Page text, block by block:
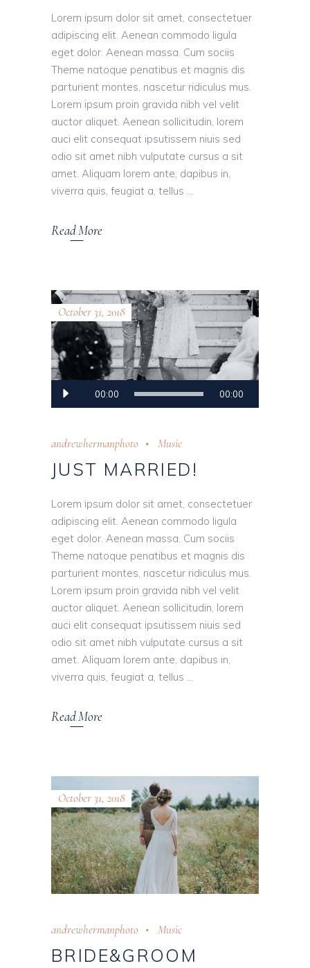
Lorem ipsum dolor sit amet, consectetuer
adipiscing elit. Aenean commodo ligula
eget dolor. Aenean massa. Cum sociis
Theme natoque penatibus et magnis dis
parturient montes, nascetur ridiculus mus.
Lorem ipsum proin gravida nibh vel velit
auctor aliquet. Aenean sollicitudin, lorem
auci elit consequat ipsutissem niuis sed
odio sit amet nibh vulputate cursus a sit
amet. Aliquam lorem ante, dapibus in,
viverra quis, feugiat a, tellus
Read More
October 31, 2018
Audio
Player
00:00 00:00
andrewhermanphoto Music
JUST MARRIED!
Lorem ipsum dolor sit amet, consectetuer
adipiscing elit. Aenean commodo ligula
eget dolor. Aenean massa. Cum sociis
Theme natoque penatibus et magnis dis
parturient montes, nascetur ridiculus mus.
Lorem ipsum proin gravida nibh vel velit
auctor aliquet. Aenean sollicitudin, lorem
auci elit consequat ipsutissem niuis sed
odio sit amet nibh vulputate cursus a sit
amet. Aliquam lorem ante, dapibus in,
viverra quis, feugiat a, tellus
Read More
October 31, 2018
andrewhermanphoto Music
BRIDE&GROOM